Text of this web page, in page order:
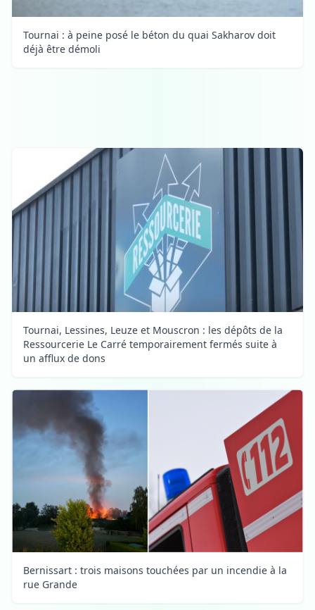
Tournai : à peine posé le béton du quai Sakharov doit
déjà être démoli
Tournai, Lessines, Leuze et Mouscron : les dépôts de la
Ressourcerie Le Carré temporairement fermés suite à
un afflux de dons
Bernissart : trois maisons touchées par un incendie à la
rue Grande